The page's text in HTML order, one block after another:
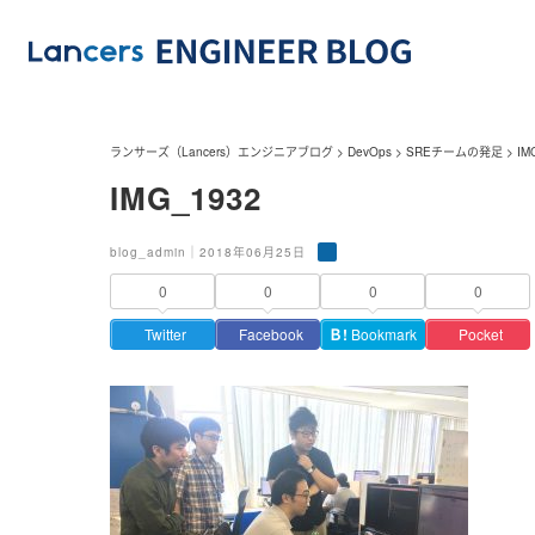
ランサーズ（Lancers）エンジニアブログ > DevOps > SREチームの発足 >
IMG_1932
blog_admin｜2018年06月25日
0
Twitter
0
Facebook
0
Ｂ! Bookmark
0
Pocket